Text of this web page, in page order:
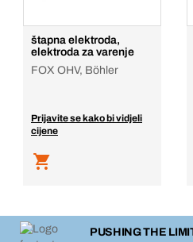
štapna elektroda,
elektroda za varenje
FOX OHV, Böhler
Prijavite se kako bi vidjeli
cijene
PUSHING THE